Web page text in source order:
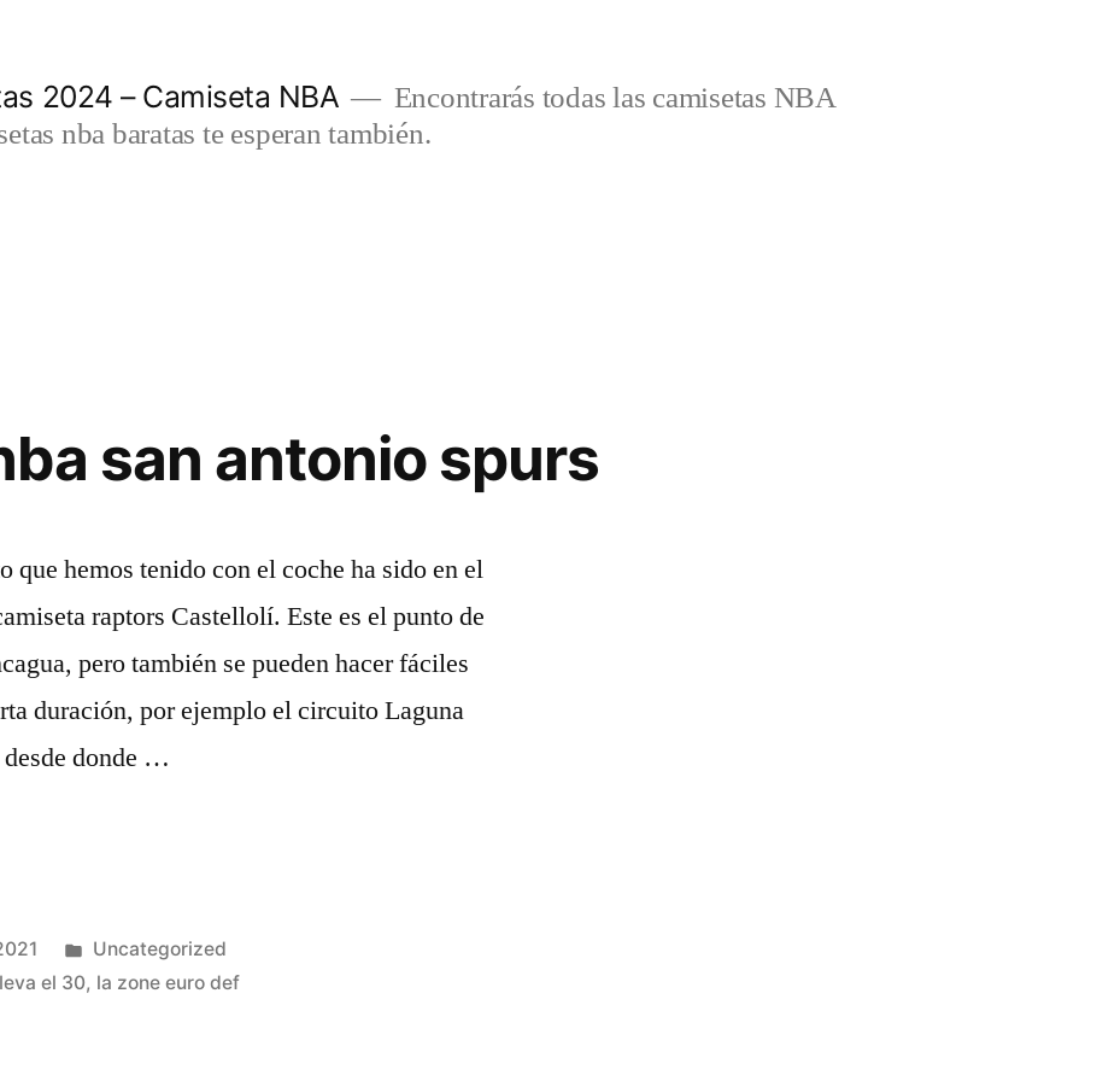
2024 – Camiseta NBA
Encontrarás todas las camisetas NBA
nba baratas te esperan también.
san antonio spurs
que hemos tenido con el coche ha sido en el
raptors Castellolí. Este es el punto de
pero también se pueden hacer fáciles
duración, por ejemplo el circuito Laguna
donde …
Publicado
en
Uncategorized
el 30, la zone euro def